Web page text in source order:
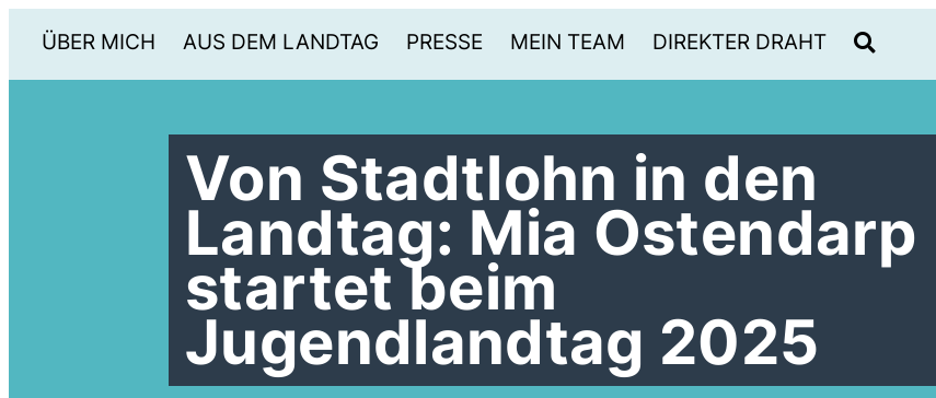
ÜBER MICH AUS DEM LANDTAG PRESSE MEIN TEAM DIREKTER DRAHT
Von Stadtlohn in den
Landtag: Mia Ostendarp
startet beim
Jugendlandtag 2025